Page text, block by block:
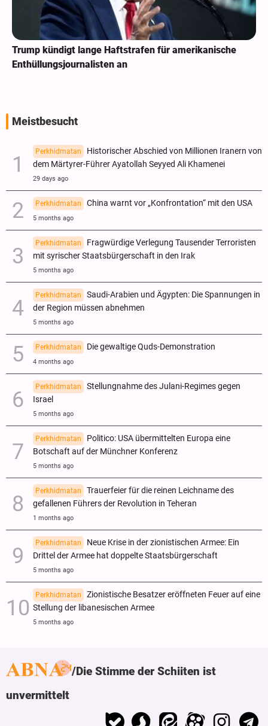
Trump kündigt lange Haftstrafen für amerikanische
Enthüllungsjournalisten an
Meistbesucht
Perkhidmatan
Historischer Abschied von Millionen Iranern von
dem Märtyrer-Führer Ayatollah Seyyed Ali Khamenei
29 days ago
Perkhidmatan China warnt vor „Konfrontation“ mit den USA
5 months ago
Perkhidmatan
Fragwürdige Verlegung Tausender Terroristen
mit syrischer Staatsbürgerschaft in den Irak
5 months ago
Perkhidmatan
Saudi-Arabien und Ägypten: Die Spannungen in
der Region müssen abnehmen
5 months ago
Perkhidmatan Die gewaltige Quds-Demonstration
4 months ago
Perkhidmatan
Stellungnahme des Julani-Regimes gegen
Israel
5 months ago
Perkhidmatan
Politico: USA übermittelten Europa eine
Botschaft auf der Münchner Konferenz
5 months ago
Perkhidmatan
Trauerfeier für die reinen Leichname des
gefallenen Führers der Revolution in Teheran
1 months ago
Perkhidmatan
Neue Krise in der zionistischen Armee: Ein
Drittel der Armee hat doppelte Staatsbürgerschaft
5 months ago
Perkhidmatan
Zionistische Besatzer eröffneten Feuer auf eine
Stellung der libanesischen Armee
5 months ago
Die Stimme der Schiiten ist
unvermittelt